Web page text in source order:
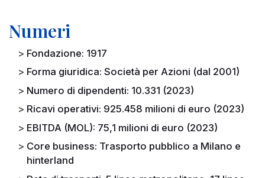
Numeri
Fondazione: 1917
Forma giuridica: Società per Azioni (dal 2001)
Numero di dipendenti: 10.331 (2023)
Ricavi operativi: 925.458 milioni di euro (2023)
EBITDA (MOL): 75,1 milioni di euro (2023)
Core business: Trasporto pubblico a Milano e
hinterland